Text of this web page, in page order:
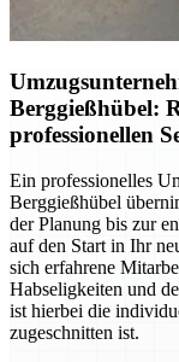
Berggießhübel:
professionellen
Ein professionelles
Berggießhübel
der Planung bis zur
auf den Start in Ihr
sich erfahrene
Habseligkeiten und
ist hierbei die
zugeschnitten ist.